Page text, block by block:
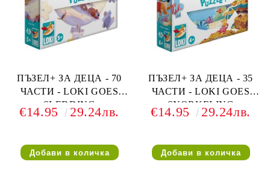
ПЪЗЕЛ+ ЗА ДЕЦА - 70
ЧАСТИ - LOKI GOES
SLEDDING
€14.95 29.24лв.
ПЪЗЕЛ+ ЗА ДЕЦА - 35
ЧАСТИ - LOKI GOES
SNORKELING
€14.95 29.24лв.